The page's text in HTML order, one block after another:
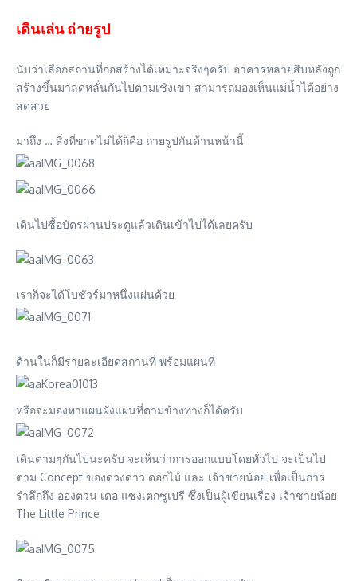
เดินเล่น ถ่ายรูป
นับว่าเลือกสถานที่ก่อสร้างได้เหมาะจริงๆครับ อาคารหลายสิบหลังถูก
สร้างขึ้นมาลดหลั่นกันไปตามเชิงเขา สามารถมองเห็นแม่น้ำได้อย่าง
สดสวย
มาถึง … สิ่งที่ขาดไม่ได้ก็คือ ถ่ายรูปกันด้านหน้านี้
เดินไปซื้อบัตรผ่านประตูแล้วเดินเข้าไปได้เลยครับ
เราก็จะได้โบชัวร์มาหนึ่งแผ่นด้วย
ด้านในก็มีรายละเอียดสถานที่ พร้อมแผนที่
หรือจะมองหาแผนผังแผนที่ตามข้างทางก็ได้ครับ
เดินตามๆกันไปนะครับ จะเห็นว่าการออกแบบโดยทั่วไป จะเป็นไป
ตาม Concept ของดวงดาว ดอกไม้ และ เจ้าชายน้อย เพื่อเป็นการ
รำลึกถึง อองตวน เดอ แซงเตกซูเปรี ซึ่งเป็นผู้เขียนเรื่อง เจ้าชายน้อย
The Little Prince